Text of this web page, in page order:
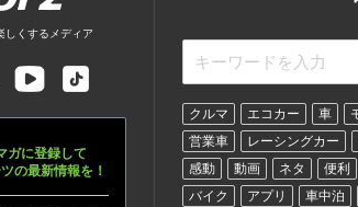
クルマ エコカー 車
営業車
レーシングカー
感動
動画 ネタ 便利
バイク
アプリ 車中泊
しくするメディア
ガに登録して
の最新情報を！